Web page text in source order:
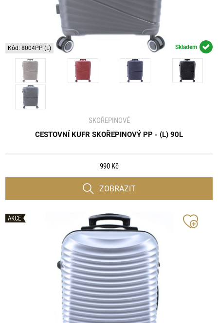
Kód: 8004PP (L) Skladem
SKOŘEPINOVÉ
CESTOVNÍ KUFR SKOŘEPINOVÝ PP - (L) 90L
990 Kč
ZOBRAZIT
AKCE